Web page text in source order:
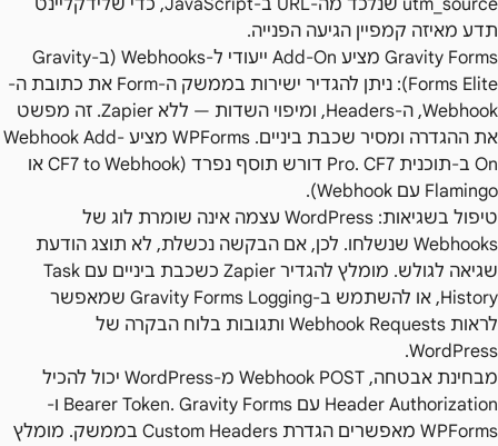
utm_source שנלכד מה-URL ב-JavaScript, כדי שלידקליינט
תדע מאיזה קמפיין הגיעה הפנייה.
Gravity Forms מציע Add-On ייעודי ל-Webhooks (ב-Gravity
Forms Elite): ניתן להגדיר ישירות בממשק ה-Form את כתובת ה-
Webhook, ה-Headers, ומיפוי השדות — ללא Zapier. זה מפשט
את ההגדרה ומסיר שכבת ביניים. WPForms מציע Webhook Add-
On ב-תוכנית Pro. CF7 דורש תוסף נפרד (CF7 to Webhook או
Flamingo עם Webhook).
טיפול בשגיאות: WordPress עצמה אינה שומרת לוג של
Webhooks שנשלחו. לכן, אם הבקשה נכשלת, לא תוצג הודעת
שגיאה לגולש. מומלץ להגדיר Zapier כשכבת ביניים עם Task
History, או להשתמש ב-Gravity Forms Logging שמאפשר
לראות Webhook Requests ותגובות בלוח הבקרה של
WordPress.
מבחינת אבטחה, Webhook POST מ-WordPress יכול להכיל
Header Authorization עם Bearer Token. Gravity Forms ו-
WPForms מאפשרים הגדרת Custom Headers בממשק. מומלץ